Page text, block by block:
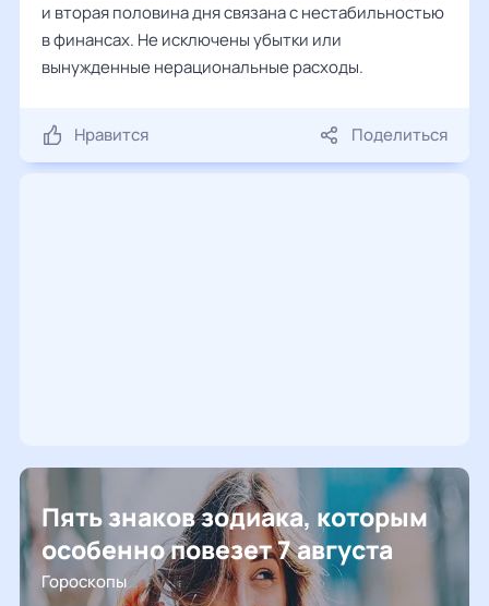
и вторая половина дня связана с нестабильностью
в финансах. Не исключены убытки или
вынужденные нерациональные расходы.
Нравится Поделиться
Пять знаков зодиака, которым
особенно повезет 7 августа
Гороскопы